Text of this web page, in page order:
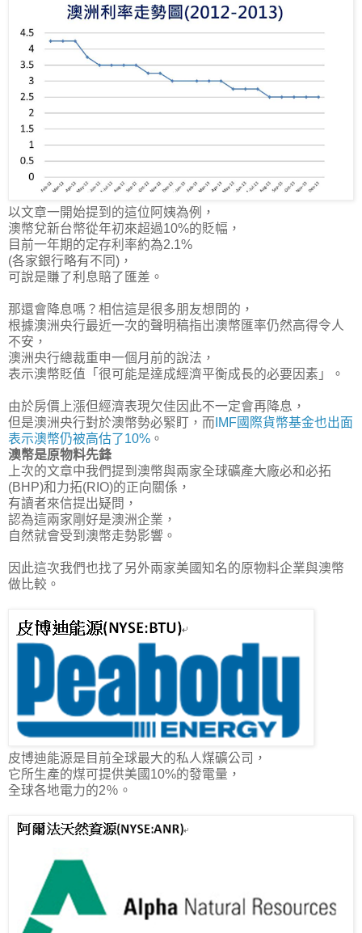
以文章一開始提到的這位阿姨為例，
澳幣兌新台幣從年初來超過10%的貶幅，
目前一年期的定存利率約為2.1%
(各家銀行略有不同)，
可說是賺了利息賠了匯差 。
那還會降息嗎？相信這是很多朋友想問的，
根據澳洲央行最近一次的聲明稿指出澳幣匯率仍然高得令人
不安，
澳洲央行總裁重申一個月前的說法，
表示澳幣貶值「很可能是達成經濟平衡成長的必要因素」。
由於房價上漲但經濟表現欠佳因此不一定會再降息，
但是澳洲央行對於澳幣勢必緊盯，而 IMF國際貨幣基金也出面
表示澳幣仍被高估了10% 。
澳幣是原物料先鋒
上次的文章中我們提到澳幣與兩家全球礦產大廠必和必拓
(BHP)和力拓(RIO)的正向關係，
有讀者來信提出疑問，
認為這兩家剛好是澳洲企業，
自然就會受到澳幣走勢影響。
因此這次我們也找了另外兩家美國知名的原物料企業與澳幣
做比較。
皮博迪能源是 目前全球最大的私人煤礦公司
，
它所生產的煤可提供美國10%的發電量，
全球各地電力的2％。